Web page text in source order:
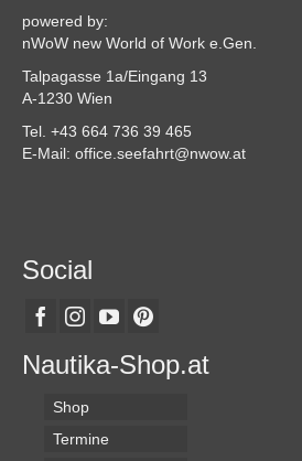
powered by:
nWoW new World of Work e.Gen.
Talpagasse 1a/Eingang 13
A-1230 Wien
Tel. +43 664 736 39 465
E-Mail: office.seefahrt@nwow.at
Social
Nautika-Shop.at
Shop
Termine